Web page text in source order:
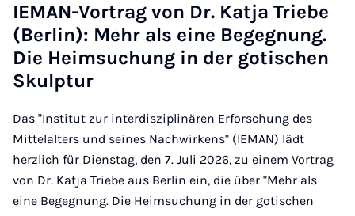
IE­MAN-Vor­trag von Dr. Katja Triebe
(Ber­lin): Mehr als eine Begegnung.
Die Heim­suchung in der got­ischen
Skulp­tur
Das "Institut zur interdisziplinären Erforschung des
Mittelalters und seines Nachwirkens" (IEMAN) lädt
herzlich für Dienstag, den 7. Juli 2026, zu einem Vortrag
von Dr. Katja Triebe aus Berlin ein, die über "Mehr als
eine Begegnung. Die Heimsuchung in der gotischen